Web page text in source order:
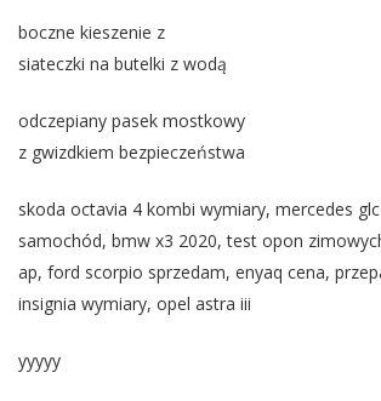
boczne kieszenie z
siateczki na butelki z wodą
odczepiany pasek mostkowy
z gwizdkiem bezpieczeństwa
skoda octavia 4 kombi wymiary, mercedes
samochód, bmw x3 2020, test opon
ap, ford scorpio sprzedam, enyaq cena,
insignia wymiary, opel astra iii
yyyyy